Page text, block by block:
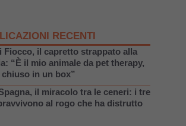
RECENTI
Fiocco, il capretto strappato alla
“È il mio animale da pet therapy,
in un box”
il miracolo tra le ceneri: i tre
al rogo che ha distrutto